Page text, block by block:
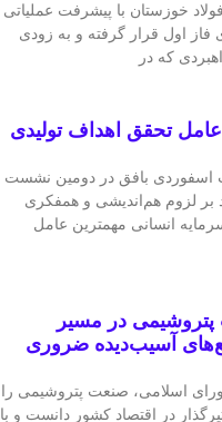
خوزستان با پیشرفت عملیاتی
فاز اول قرار گرفته و به‌ زودی
که در
تحقق اهداف تولیدی
بافق در دومین نشست
بر لزوم هم‌اندیشی و همفکری
انسانی مهمترین عامل
در مسیر
آسیب‌دیده ضروری
اسلامی، صنعت پتروشیمی را
در اقتصاد کشور دانست و با